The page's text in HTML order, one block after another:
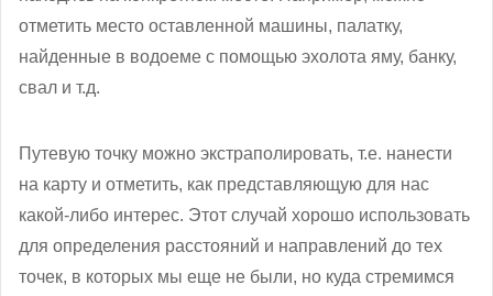
отметить место оставленной машины, палатку,
найденные в водоеме с помощью эхолота яму, банку,
свал и т.д.
Путевую точку можно экстраполировать, т.е. нанести
на карту и отметить, как представляющую для нас
какой-либо интерес. Этот случай хорошо использовать
для определения расстояний и направлений до тех
точек, в которых мы еще не были, но куда стремимся